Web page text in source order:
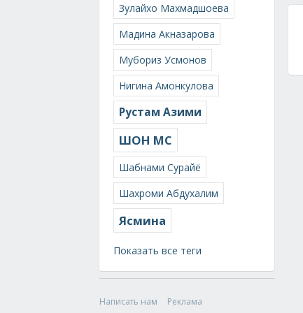
Зулайхо Махмадшоева
Мадина Акназарова
Мубориз Усмонов
Нигина Амонкулова
Рустам Азими
ШОН МС
Шабнами Сурайё
Шахроми Абдухалим
Ясмина
Показать все теги
Написать нам
Реклама